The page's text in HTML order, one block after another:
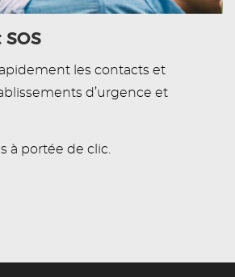
les contacts et
d’urgence et
à portée de clic.